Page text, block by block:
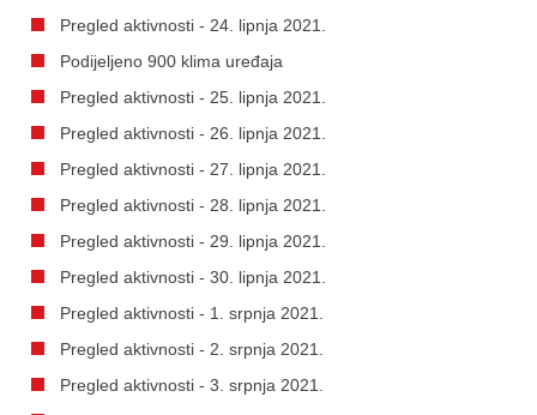
Pregled aktivnosti - 24. lipnja 2021.
Podijeljeno 900 klima uređaja
Pregled aktivnosti - 25. lipnja 2021.
Pregled aktivnosti - 26. lipnja 2021.
Pregled aktivnosti - 27. lipnja 2021.
Pregled aktivnosti - 28. lipnja 2021.
Pregled aktivnosti - 29. lipnja 2021.
Pregled aktivnosti - 30. lipnja 2021.
Pregled aktivnosti - 1. srpnja 2021.
Pregled aktivnosti - 2. srpnja 2021.
Pregled aktivnosti - 3. srpnja 2021.